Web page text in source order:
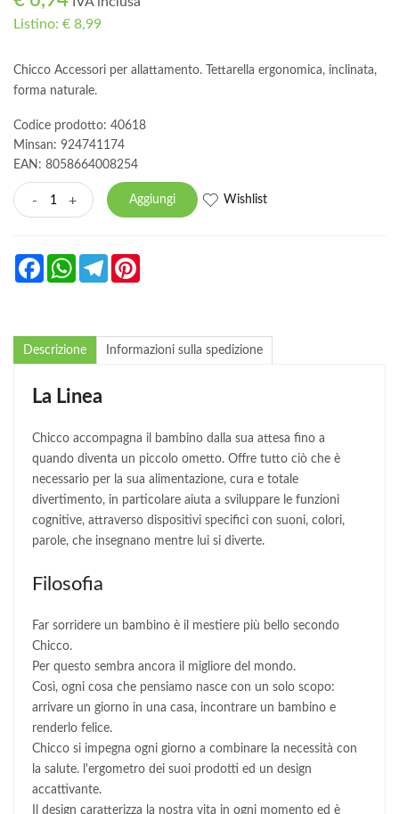
Listino: € 8,99
Chicco Accessori per allattamento. Tettarella ergonomica, inclinata,
forma naturale.
Codice prodotto: 40618
Minsan: 924741174
EAN: 8058664008254
- + Aggiungi Wishlist
FacebookWhatsAppTelegram
Descrizione Informazioni sulla spedizione
La Linea
Chicco accompagna il bambino dalla sua attesa fino a
quando diventa un piccolo ometto. Offre tutto ciò che è
necessario per la sua alimentazione, cura e totale
divertimento, in particolare aiuta a sviluppare le funzioni
cognitive, attraverso dispositivi specifici con suoni, colori,
parole, che insegnano mentre lui si diverte.
Filosofia
Far sorridere un bambino è il mestiere più bello secondo
Chicco.
Per questo sembra ancora il migliore del mondo.
Così, ogni cosa che pensiamo nasce con un solo scopo:
arrivare un giorno in una casa, incontrare un bambino e
renderlo felice.
Chicco si impegna ogni giorno a combinare la necessità con
la salute. l'ergometro dei suoi prodotti ed un design
accattivante.
Il design caratterizza la nostra vita in ogni momento ed è